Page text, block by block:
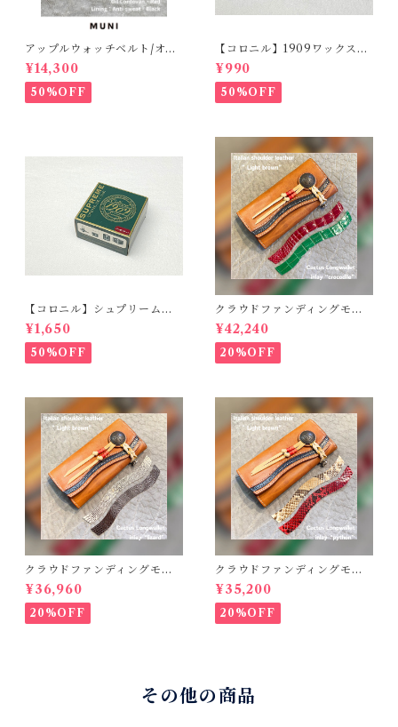
アップルウォッチベルト/オイ
ルコードバン・レッド・フラ
ット（For 42/44/45/49m
m）時計バンド
¥14,300
50%OFF
【コロニル】1909ワックスポ
リッシュ バーガンディ（革
靴用）
¥990
50%OFF
【コロニル】シュプリームク
リームDX バーガンディ
¥1,650
50%OFF
クラウドファンディングモデ
ル！Cactus・カクタス ロン
グウォレット（CWBL-03）
インレイ・クロコダイル × イ
タリアンショルダーレザー
¥42,240
20%OFF
クラウドファンディングモデ
ル！Cactus・カクタス ロン
グウォレット（CWBL-03）
インレイ・リザード × イタリ
アンショルダーレザー コン
¥36,960
20%OFF
クラウドファンディングモデ
ル！Cactus・カクタス ロン
グウォレット（CWBL-03）
インレイ・パイソン × イタリ
アンショルダーレザー コン
¥35,200
20%OFF
その他の商品